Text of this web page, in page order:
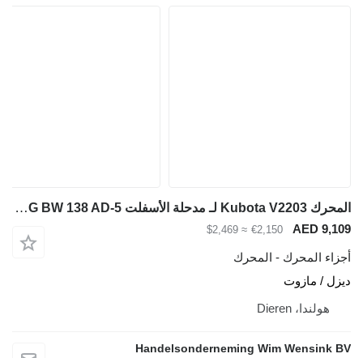
المحرك Kubota V2203 لـ مدحلة الأسفلت BOMAG BW 138 AD-5
AED 9,109
€2,150
≈ $2,469
أجزاء المحرك - المحرك
ديزل / مازوت
هولندا، Dieren
Handelsonderneming Wim Wensink BV